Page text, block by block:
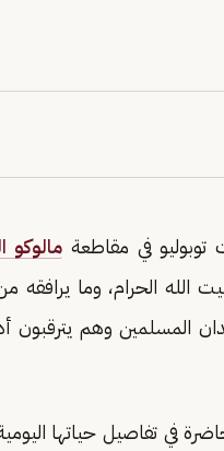
في مقاطعة مالوكو
الله الحرام، وما يرافقه
المسلمين وهم يترقبون
الحج رافقتها منذ عام 2013م، وظلت حاضرة في تفاصيل